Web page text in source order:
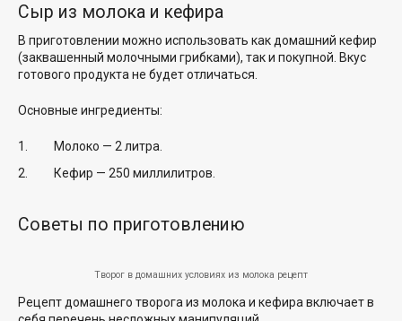
Сыр из молока и кефира
В приготовлении можно использовать как домашний кефир
(заквашенный молочными грибками), так и покупной. Вкус
готового продукта не будет отличаться.
Основные ингредиенты:
Молоко — 2 литра.
Кефир — 250 миллилитров.
Советы по приготовлению
Творог в домашних условиях из молока рецепт
Рецепт домашнего творога из молока и кефира включает в